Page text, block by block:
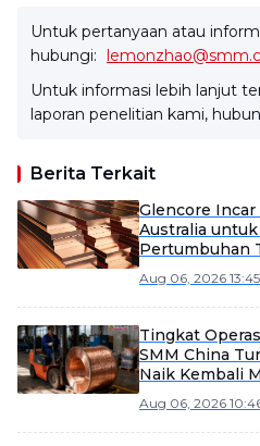
Untuk pertanyaan atau
hubungi:
Untuk informasi lebih lanjut
laporan penelitian kami,
Berita Terkait
Glencore
Australia
Pertumbuhan
Aug 06, 2026 13:45
Tingkat
SMM China
Naik Kembali
Aug 06, 2026